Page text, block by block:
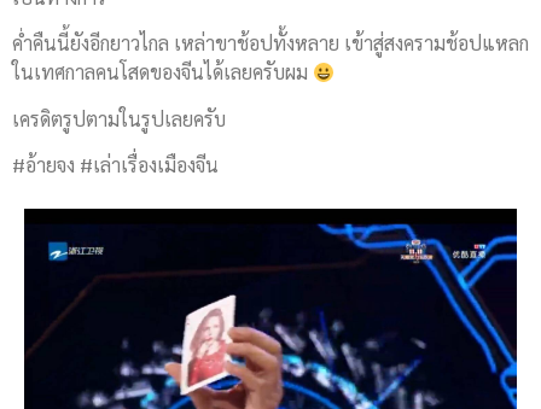
ค่ำคืนนี้ยังอีกยาวไกล เหล่าขาช้อปทั้งหลาย เข้าสู่สงครามช้อปแหลก
ในเทศกาลคนโสดของจีนได้เลยครับผม
เครดิตรูปตามในรูปเลยครับ
#อ้ายจง #เล่าเรื่องเมืองจีน